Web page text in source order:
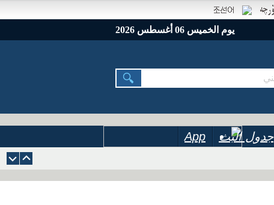
يوم الخميس 06 أغسطس 2026
جدول البث
App